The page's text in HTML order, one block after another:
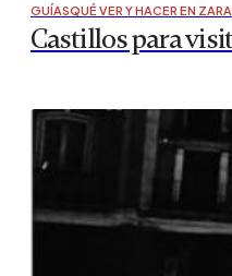
GUÍASQUÉ VER Y HACER EN
Castillos para